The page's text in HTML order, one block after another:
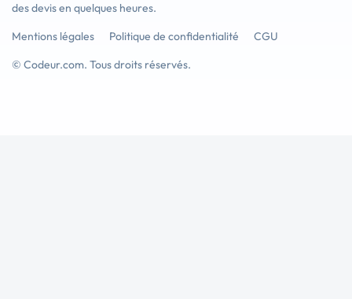
des devis en quelques heures.
Mentions légales
Politique de confidentialité
CGU
© Codeur.com. Tous droits réservés.